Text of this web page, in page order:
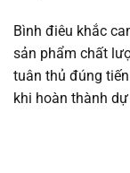
Bình điêu khắc
sản phẩm chất
tuân thủ đúng
khi hoàn thành